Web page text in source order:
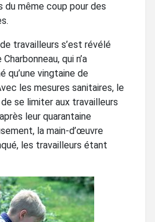
du même coup pour des
travailleurs s’est révélé
qui n’a
qu’une vingtaine de
les mesures sanitaires, le
se limiter aux travailleurs
leur quarantaine
la main-d’œuvre
les travailleurs étant